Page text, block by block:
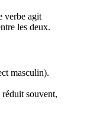
verbe agit
les deux.
masculin).
réduit souvent,